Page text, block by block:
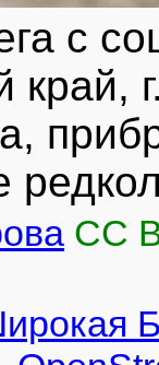
с
край,
CC